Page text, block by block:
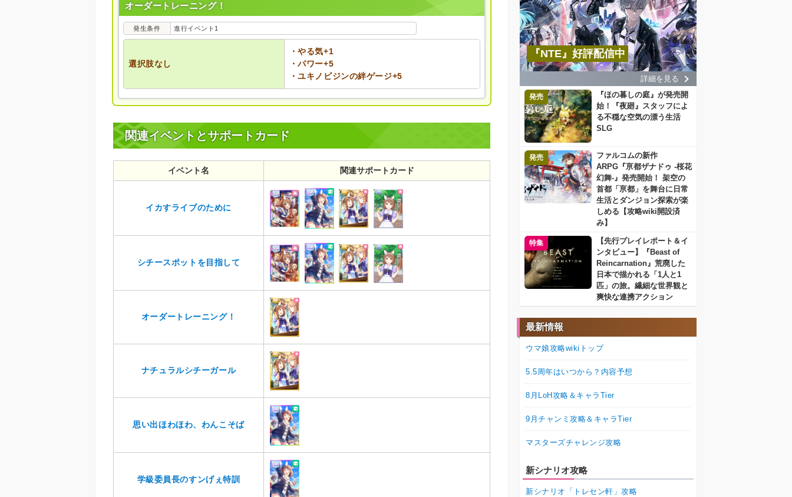
オーダートレーニング！
発生条件 進行イベント1
選択肢なし
・やる気+1
・パワー+5
・ユキノビジンの絆ゲージ+5
関連イベントとサポートカード
イベント名 関連サポートカード
イカすライブのために
シチースポットを目指して
オーダートレーニング！
ナチュラルシチーガール
思い出ほわほわ、わんこそば
学級委員長のすンげぇ特訓
『NTE』好評配信中
詳細を見る
発売
『ほの暮しの庭』が発売開
始！『夜廻』スタッフによ
る不穏な空気の漂う生活
SLG
発売
ファルコムの新作
ARPG『亰都ザナドゥ -桜花
幻舞-』発売開始！ 架空の
首都「亰都」を舞台に日常
生活とダンジョン探索が楽
しめる【攻略wiki開設済
み】
特集
【先行プレイレポート＆イ
ンタビュー】『Beast of
Reincarnation』荒廃した
日本で描かれる「1人と1
匹」の旅。繊細な世界観と
爽快な連携アクション
最新情報
ウマ娘攻略wikiトップ
5.5周年はいつから？内容予想
8月LoH攻略＆キャラTier
9月チャンミ攻略＆キャラTier
マスターズチャレンジ攻略
新シナリオ攻略
新シナリオ「トレセン軒」攻略